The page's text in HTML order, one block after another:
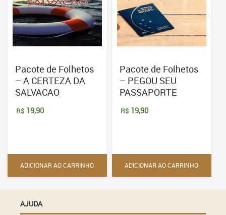
Pacote de Folhetos
– A CERTEZA DA
SALVACAO
R$ 19,90
ADICIONAR AO CARRINHO
Pacote de Folhetos
– PEGOU SEU
PASSAPORTE
R$ 19,90
ADICIONAR AO CARRINHO
AJUDA